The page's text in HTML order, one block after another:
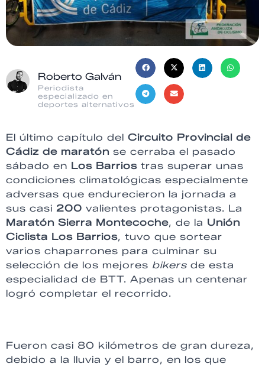
Roberto Galván
Periodista
especializado en
deportes alternativos
El último capítulo del Circuito Provincial de
Cádiz de maratón se cerraba el pasado
sábado en Los Barrios tras superar unas
condiciones climatológicas especialmente
adversas que endurecieron la jornada a
sus casi 200 valientes protagonistas. La
Maratón Sierra Montecoche, de la Unión
Ciclista Los Barrios, tuvo que sortear
varios chaparrones para culminar su
selección de los mejores bikers de esta
especialidad de BTT. Apenas un centenar
logró completar el recorrido.
Fueron casi 80 kilómetros de gran dureza,
debido a la lluvia y el barro, en los que